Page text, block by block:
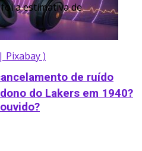
de ruído
a estimativa de
do Lakers em 1940?